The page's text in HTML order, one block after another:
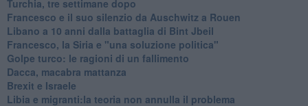
Turchia, tre settimane dopo
Francesco e il suo silenzio da Auschwitz a Rouen
Libano a 10 anni dalla battaglia di Bint Jbeil
Francesco, la Siria e "una soluzione politica"
Golpe turco: le ragioni di un fallimento
Dacca, macabra mattanza
Brexit e Israele
Libia e migranti:la teoria non annulla il problema